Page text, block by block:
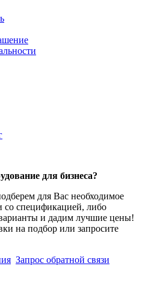
для бизнеса?
для Вас необходимое
со спецификацией, либо
и дадим лучшие цены!
на подбор или запросите
Запрос обратной связи